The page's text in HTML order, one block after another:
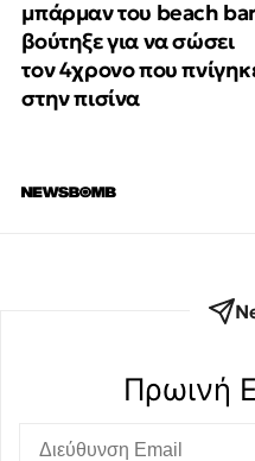
μπάρμαν του beach
βούτηξε για να σώσει
τον 4χρονο που
στην πισίνα
Πρωινή